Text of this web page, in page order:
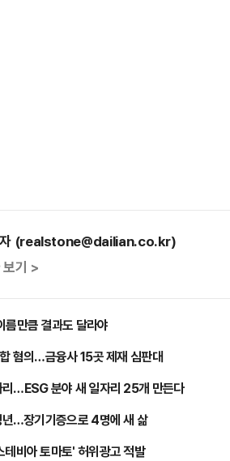
자 (realstone@dailian.co.kr)
기 >
름만큼 결과도 달라야
혐의…금융사 15곳 제재 심판대
…ESG 분야 새 일자리 25개 만든다
…장기기증으로 4명에 새 삶
비아 토마토' 허위광고 적발